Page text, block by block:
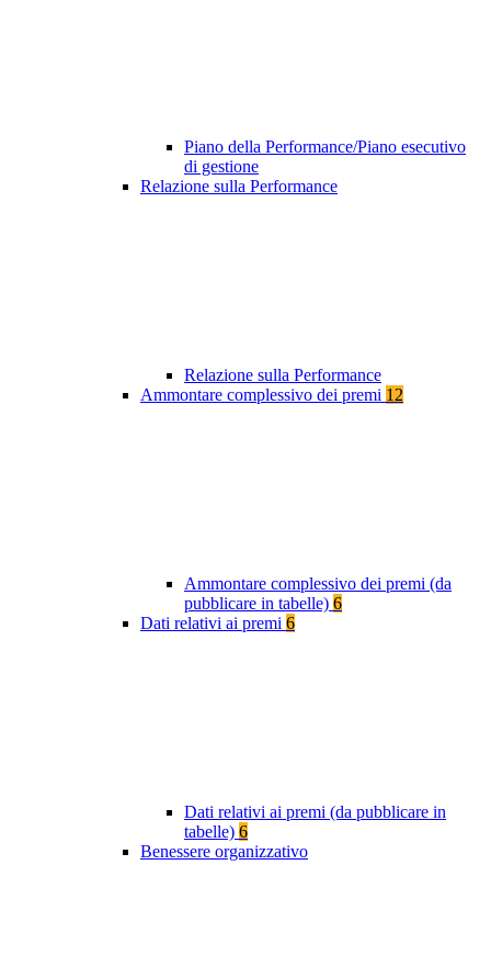
Piano della Performance/Piano esecutivo
di gestione
Relazione sulla Performance
Relazione sulla Performance
Ammontare complessivo dei premi 12
Ammontare complessivo dei premi (da
pubblicare in tabelle) 6
Dati relativi ai premi 6
Dati relativi ai premi (da pubblicare in
tabelle) 6
Benessere organizzativo